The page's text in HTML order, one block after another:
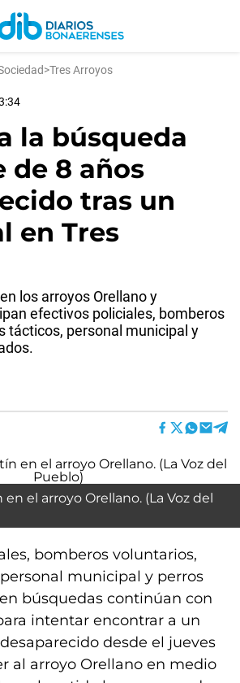
>Tres Arroyos
la búsqueda
de 8 años
tras un
en Tres
los arroyos Orellano y
efectivos policiales, bomberos
tácticos, personal municipal y
el arroyo Orellano. (La Voz del
bomberos voluntarios,
municipal y perros
búsquedas continúan con
intentar encontrar a un
desde el jueves
al arroyo Orellano en medio